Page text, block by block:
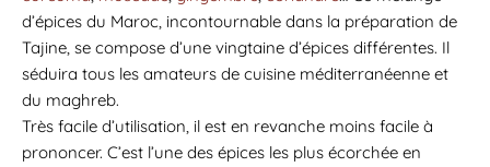
d’épices du Maroc, incontournable dans la préparation de
Tajine, se compose d’une vingtaine d’épices différentes. Il
séduira tous les amateurs de cuisine méditerranéenne et
du maghreb.
Très facile d’utilisation, il est en revanche moins facile à
prononcer. C’est l’une des épices les plus écorchée en